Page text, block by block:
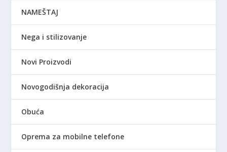
NAMEŠTAJ
Nega i stilizovanje
Novi Proizvodi
Novogodišnja dekoracija
Obuća
Oprema za mobilne telefone